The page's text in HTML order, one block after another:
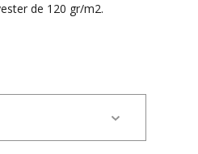
de 120 gr/m2.